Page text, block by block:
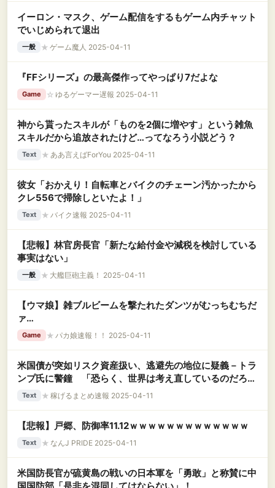
イーロン・マスク、ゲーム配信をするもゲーム内チャット
でいじめられて退出
一般 ★ ゲーム魔人 2025-04-11
『FFシリーズ』の最高傑作ってやっぱり7だよな
Game ☆ ゆるゲーマー遅報 2025-04-11
神から貰ったスキルが「ものを2個に増やす」という雑魚
スキルだから追放されたけど…ってなろう小説どう？
Text ★ ああ言えばForYou 2025-04-11
彼女「おかえり！自転車とバイクのチェーン汚かったから
クレ556で掃除しといたよ！」
Text ★ バイク速報 2025-04-11
【悲報】林官房長官「新たな給付金や減税を検討している
事実はない」
一般 ★ 大艦巨砲主義！ 2025-04-11
【ウマ娘】雑ブルビームを撃たれたダンツがむっちむちだ
ァ…
Game ★ パカ娘速報！！ 2025-04-11
米国債が突如リスク資産扱い、逃避先の地位に疑義－トラ
ンプ氏に警鐘 「恐らく、世界は考え直しているのだろ
う」
Text ★ 稼げるまとめ速報 2025-04-11
【悲報】戸郷、防御率11.12ｗｗｗｗｗｗｗｗｗｗｗｗｗ
Text ★ なんJ PRIDE 2025-04-11
米国防長官が硫黄島の戦いの日本軍を「勇敢」と称賛に中